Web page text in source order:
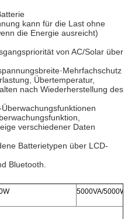
kann für die Last ohne
die Energie ausreicht)
von AC/Solar über
Übertemperatur,
nach Wiederherstellung des
verschiedener Daten
Batterietypen über LCD-
Bluetooth.
5000VA/5000W